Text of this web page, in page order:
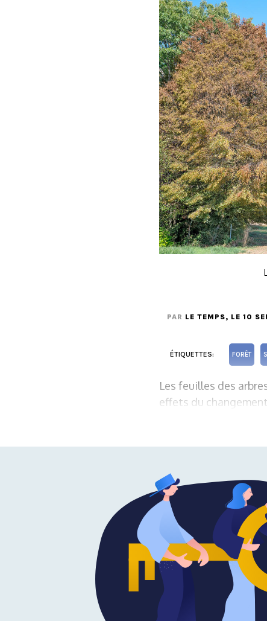
PAR LE TEMPS, LE 10
ÉTIQUETTES: FORÊT
Les feuilles des
effets du